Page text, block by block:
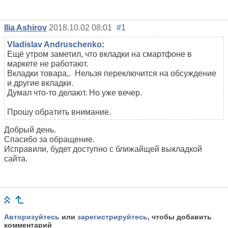
Ilia Ashirov 2018.10.02 08:01 #1
Vladislav Andruschenko:
Ещё утром заметил, что вкладки на смартфоне в
маркете не работают.
Вкладки товара,. Нельзя переключится на обсуждение
и другие вкладки.
Думал что-то делают. Но уже вечер.
Прошу обратить внимание.
Добрый день.
Спасибо за обращение.
Исправили, будет доступно с ближайщей выкладкой
сайта.
Авторизуйтесь или зарегистрируйтесь, чтобы добавить
комментарий